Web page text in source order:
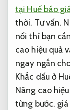
tại Huế báo
thời. Tư vấn.
nối thì bạn
cao hiệu quả
ngay ngắn
Khắc dấu ở
Nâng cao
từng bước.